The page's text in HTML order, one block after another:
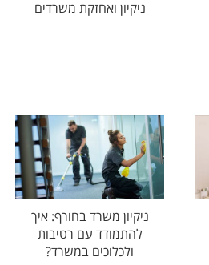
ניקיון ואחזקת משרדים
ניקיון משרד בחורף: איך
להתמודד עם רטיבות
ולכלוכים במשרד?